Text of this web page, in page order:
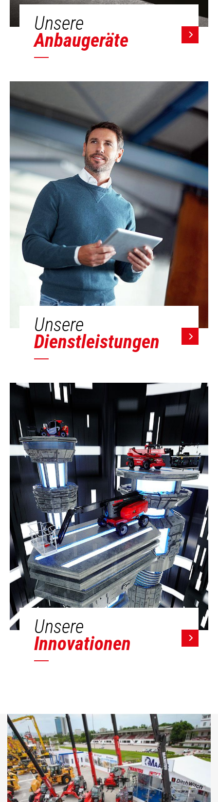
Unsere
Anbaugeräte
Unsere
Dienstleistungen
Unsere
Innovationen